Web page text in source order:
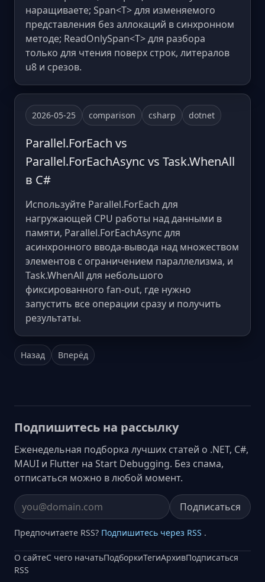
наращиваете; Span<T> для изменяемого
представления без аллокаций в синхронном
методе; ReadOnlySpan<T> для разбора
только для чтения поверх строк, литералов
u8 и срезов.
2026-05-25 comparison csharp dotnet
Parallel.ForEach vs
Parallel.ForEachAsync vs Task.WhenAll
в C#
Используйте Parallel.ForEach для
нагружающей CPU работы над данными в
памяти, Parallel.ForEachAsync для
асинхронного ввода-вывода над множеством
элементов с ограничением параллелизма, и
Task.WhenAll для небольшого
фиксированного fan-out, где нужно
запустить все операции сразу и получить
результаты.
Назад Вперёд
Подпишитесь на рассылку
Еженедельная подборка лучших статей о .NET, C#,
MAUI и Flutter на Start Debugging. Без спама,
отписаться можно в любой момент.
Email address Подписаться
Предпочитаете RSS? Подпишитесь через RSS .
О сайтеС чего начатьПодборкиТегиАрхивПодписаться
RSS